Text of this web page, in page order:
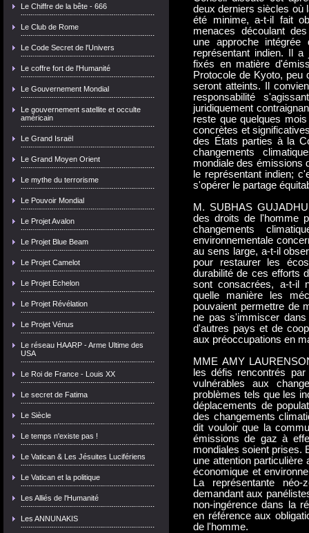
Le Chiffre de la bête - 666
Le Club de Rome
Le Code Secret de l'Univers
Le coffre fort de l'Humanité
Le Gouvernement Mondial
Le gouvernement satellite et occulte
américain
Le Grand Israël
Le Grand Moyen Orient
Le mythe du terrorisme
Le Pouvoir Mondial
Le Projet Avalon
Le Projet Blue Beam
Le Projet Camelot
Le Projet Echelon
Le Projet Révélation
Le Projet Vénus
Le réseau HAARP - Arme Ultime des
USA
Le Roi de France - Louis XX
Le secret de Fatima
Le Siècle
Le temps n'existe pas !
Le Vatican & Les Jésuites Lucifériens
Le Vatican et la politique
Les Alliés de l'Humanité
Les ANNUNAKIS
deux derniers siècles où
été minime, a-t-il fait
menaces découlant
une approche intégrée
représentant indien. Il
fixés en matière
Protocole de Kyoto, peu
seront atteints. Il
responsabilité
juridiquement
reste que quelques
concrètes et
des États parties à la
changements
mondiale des émissions
le représentant indien;
s'opérer le partage
M. SUBHAS
des droits de l'homme
changements
environnementale
au sens large, a-t-il
pour restaurer les
durabilité de ces efforts
sont consacrées, a-t-il
quelle manière les
pouvaient permettre de
ne pas s'immiscer
d'autres pays et de
aux préoccupations en
MME AMY
les défis rencontrés
vulnérables aux
problèmes tels que les
déplacements de
des changements
dit vouloir que la
émissions de gaz à
mondiales soient prises.
une attention
économique et
La représentante
demandant aux
non-ingérence dans la
en référence aux
de l'homme.